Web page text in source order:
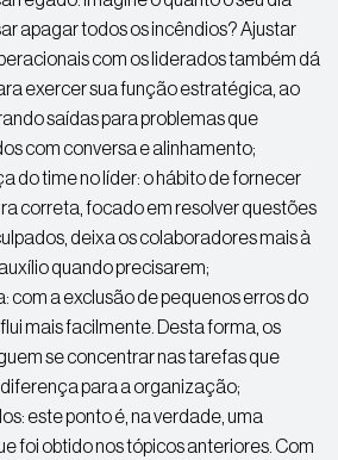
apagar todos os incêndios? Ajustar
com os liderados também dá
exercer sua função estratégica, ao
saídas para problemas que
com conversa e alinhamento;
do time no líder: o hábito de fornecer
correta, focado em resolver questões
deixa os colaboradores mais à
quando precisarem;
com a exclusão de pequenos erros do
mais facilmente. Desta forma, os
se concentrar nas tarefas que
para a organização;
este ponto é, na verdade, uma
foi obtido nos tópicos anteriores. Com